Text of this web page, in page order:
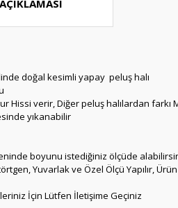
doğal kesimli yapay peluş halı
Hissi verir, Diğer peluş halılardan farkı
yıkanabilir
eninde boyunu istediğiniz ölçüde
Yuvarlak ve Özel Ölçü Yapılır,
İçin Lütfen İletişime Geçiniz